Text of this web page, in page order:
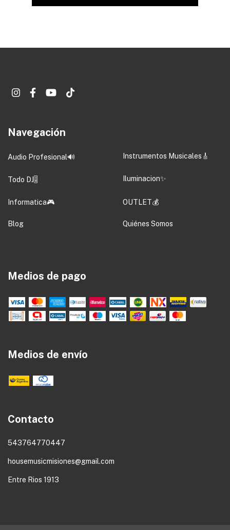
Navegación
Audio Profesional🔊 Instrumentos Musicales🎸
Todo DJ🎚️ Iluminacion✨
Informatica🎮 OUTLET💰
Blog Quiénes Somos
Medios de pago
Medios de envío
Contacto
543764770447
housemusicmisiones@gmail.com
Entre Rios 1913